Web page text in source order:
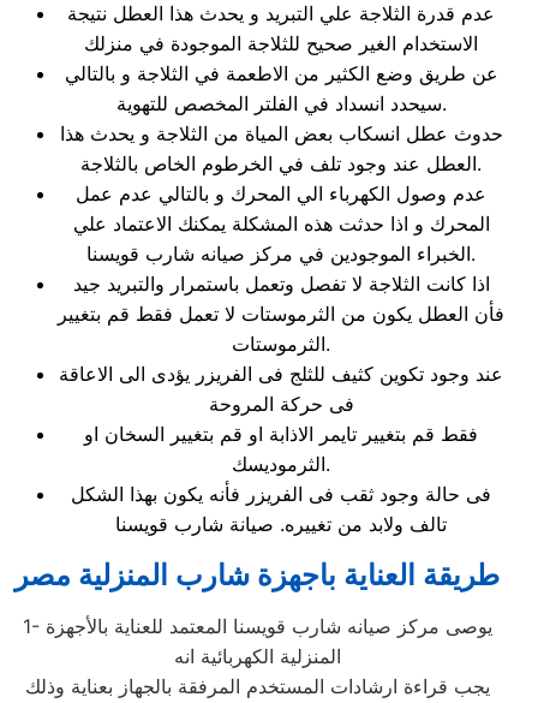
عدم قدرة الثلاجة علي التبريد و يحدث هذا العطل نتيجة
الاستخدام الغير صحيح للثلاجة الموجودة في منزلك
عن طريق وضع الكثير من الاطعمة في الثلاجة و بالتالي
سيحدد انسداد في الفلتر المخصص للتهوية.
حدوث عطل انسكاب بعض المياة من الثلاجة و يحدث هذا
العطل عند وجود تلف في الخرطوم الخاص بالثلاجة.
عدم وصول الكهرباء الي المحرك و بالتالي عدم عمل
المحرك و اذا حدثت هذه المشكلة يمكنك الاعتماد علي
الخبراء الموجودين في مركز صيانه شارب قويسنا.
اذا كانت الثلاجة لا تفصل وتعمل باستمرار والتبريد جيد
فأن العطل يكون من الثرموستات لا تعمل فقط قم بتغيير
الثرموستات.
عند وجود تكوين كثيف للثلج فى الفريزر يؤدى الى الاعاقة
فى حركة المروحة
فقط قم بتغيير تايمر الاذابة او قم بتغيير السخان او
الثرموديسك.
فى حالة وجود ثقب فى الفريزر فأنه يكون بهذا الشكل
تالف ولابد من تغييره. صيانة شارب قويسنا
طريقة العناية باجهزة شارب المنزلية مصر
1- يوصى مركز صيانه شارب قويسنا المعتمد للعناية بالأجهزة
المنزلية الكهربائية انه
يجب قراءة ارشادات المستخدم المرفقة بالجهاز بعناية وذلك